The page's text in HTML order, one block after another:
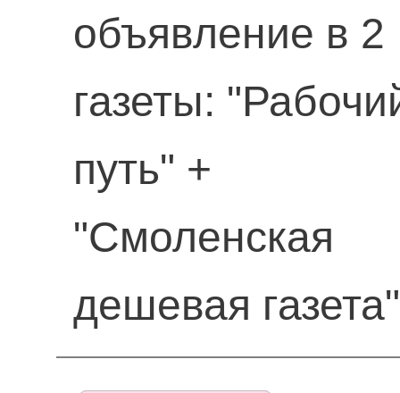
объявление в 2
газеты:
путь" +
"Смоленская
дешевая газета"